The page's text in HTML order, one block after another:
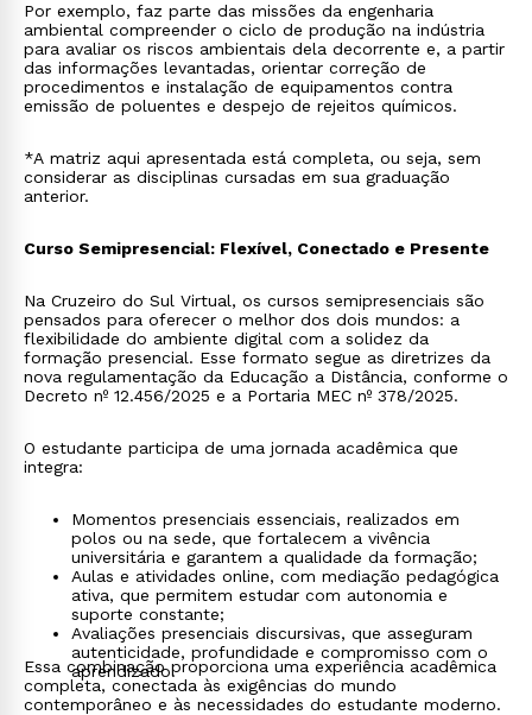
Por exemplo, faz parte das missões da engenharia
ambiental compreender o ciclo de produção na indústria
para avaliar os riscos ambientais dela decorrente e, a partir
das informações levantadas, orientar correção de
procedimentos e instalação de equipamentos contra
emissão de poluentes e despejo de rejeitos químicos.
*A matriz aqui apresentada está completa, ou seja, sem
considerar as disciplinas cursadas em sua graduação
anterior.
Curso Semipresencial: Flexível, Conectado e Presente
Na Cruzeiro do Sul Virtual, os cursos semipresenciais são
pensados para oferecer o melhor dos dois mundos: a
flexibilidade do ambiente digital com a solidez da
formação presencial. Esse formato segue as diretrizes da
nova regulamentação da Educação a Distância, conforme o
Decreto nº 12.456/2025 e a Portaria MEC nº 378/2025.
O estudante participa de uma jornada acadêmica que
integra:
Momentos presenciais essenciais, realizados em
polos ou na sede, que fortalecem a vivência
universitária e garantem a qualidade da formação;
Aulas e atividades online, com mediação pedagógica
ativa, que permitem estudar com autonomia e
suporte constante;
Avaliações presenciais discursivas, que asseguram
autenticidade, profundidade e compromisso com o
aprendizado.
Essa combinação proporciona uma experiência acadêmica
completa, conectada às exigências do mundo
contemporâneo e às necessidades do estudante moderno.